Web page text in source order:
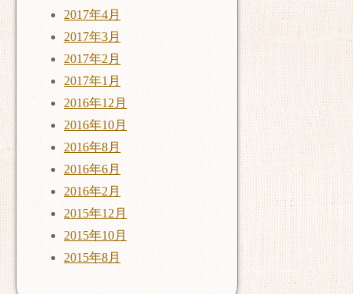
2017年4月
2017年3月
2017年2月
2017年1月
2016年12月
2016年10月
2016年8月
2016年6月
2016年2月
2015年12月
2015年10月
2015年8月